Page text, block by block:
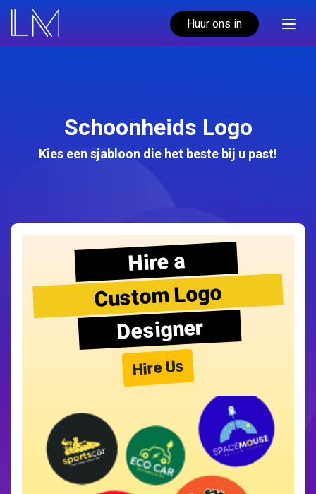
Huur ons in
Schoonheids Logo
Kies een sjabloon die het beste bij u past!
Hire a
Custom Logo
Designer
Hire Us